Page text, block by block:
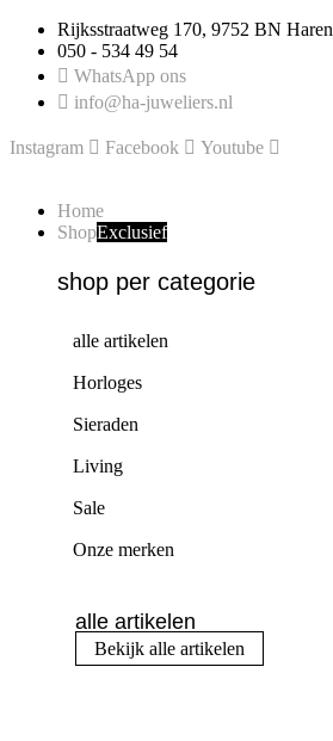
naar
inhoud
Rijksstraatweg 170, 9752 BN Haren
050 - 534 49 54
WhatsApp ons
info@ha-juweliers.nl
Instagram Facebook Youtube
Home
ShopExclusief
shop per categorie
alle artikelen
Horloges
Sieraden
Living
Sale
Onze merken
alle artikelen
Bekijk alle artikelen